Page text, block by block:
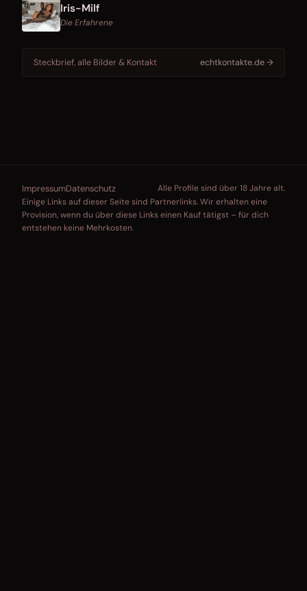
Iris-Milf
Die Erfahrene
Steckbrief, alle Bilder & Kontakt echtkontakte.de →
ImpressumDatenschutz
Alle Profile sind über 18 Jahre alt.
Einige Links auf dieser Seite sind Partnerlinks. Wir erhalten eine
Provision, wenn du über diese Links einen Kauf tätigst – für dich
entstehen keine Mehrkosten.